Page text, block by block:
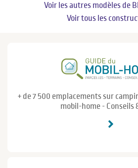
Voir les autres modèles de
Voir tous les
+ de 7 500 emplacements sur
mobil-home - Conseils